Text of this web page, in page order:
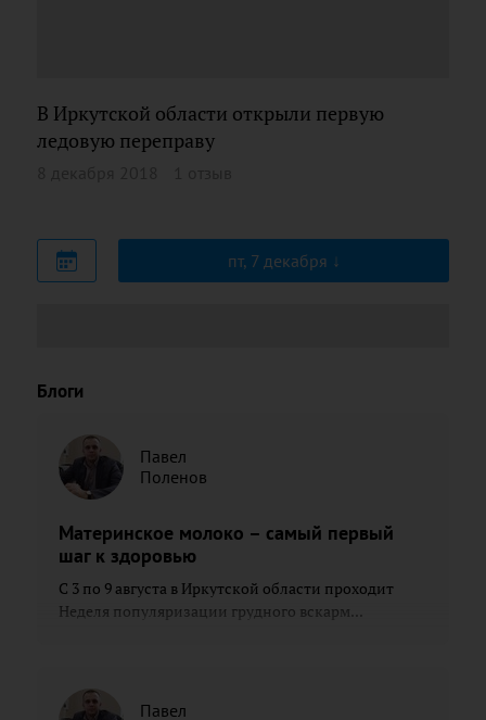
В Иркутской области открыли первую
ледовую переправу
пт, 7 декабря
Блоги
Павел
Поленов
Материнское молоко – самый первый
шаг к здоровью
С 3 по 9 августа в Иркутской области проходит
Неделя популяризации грудного вскарм...
Павел